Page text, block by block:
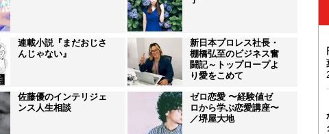
連載小説『まだおじさ
んじゃない』
新日本プロレス社長・
棚橋弘至のビジネス奮
闘記～トップロープよ
り愛をこめて
佐藤優のインテリジェ
ンス人生相談
ゼロ恋愛 〜経験値ゼ
ロから学ぶ恋愛講座〜
／堺屋大地